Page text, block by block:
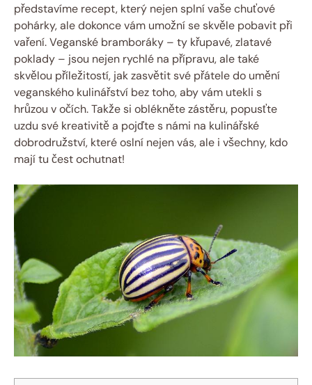
představíme recept, který nejen splní vaše chuťové
pohárky, ale dokonce vám umožní se skvěle pobavit při
vaření. Veganské bramboráky – ty křupavé, zlatavé
poklady – jsou nejen rychlé na přípravu, ale také
skvělou příležitostí, jak zasvětit své přátele do umění
veganského kulinářství bez toho, aby vám utekli s
hrůzou v očích. Takže si oblékněte zástěru, popusťte
uzdu své kreativitě a pojďte s námi na kulinářské
dobrodružství, které oslní nejen vás, ale i všechny, kdo
mají tu čest ochutnat!